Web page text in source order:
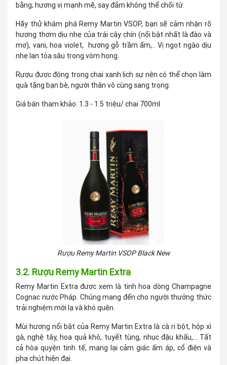
bằng; hương vị mạnh mẽ, say đắm không thể chối từ.
Hãy thử khám phá Remy Martin VSOP, bạn sẽ cảm nhận rõ
hương thơm dịu nhẹ của trái cây chín (nổi bật nhất là đào và
mơ), vani, hoa violet, hương gỗ trầm ấm,.. Vị ngọt ngào dịu
nhẹ lan tỏa sâu trong vòm họng.
Rượu được đóng trong chai xanh lịch sự nên có thể chọn làm
quà tặng bạn bè, người thân vô cùng sang trọng.
Giá bán tham khảo: 1.3 - 1.5 triệu/ chai 700ml
Rượu Remy Martin VSOP Black New
3.2. Rượu Remy Martin Extra
Remy Martin Extra được xem là tinh hoa dòng Champagne
Cognac nước Pháp. Chúng mang đến cho người thưởng thức
trải nghiệm mới lạ và khó quên.
Mùi hương nổi bật của Remy Martin Extra là cà ri bột, hộp xì
gà, nghệ tây, hoa quả khô, tuyết tùng, nhục đậu khấu,... Tất
cả hòa quyện tinh tế, mang lại cảm giác ấm áp, cổ điện và
pha chút hiện đại.